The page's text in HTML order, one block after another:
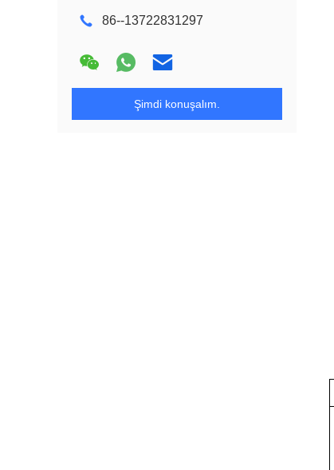
86--13722831297
Şimdi konuşalım.